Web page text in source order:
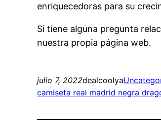
enriquecedoras para su
Si tiene alguna pregunta
nuestra propia página web.
julio 7, 2022dealcoolya
camiseta real madrid negra